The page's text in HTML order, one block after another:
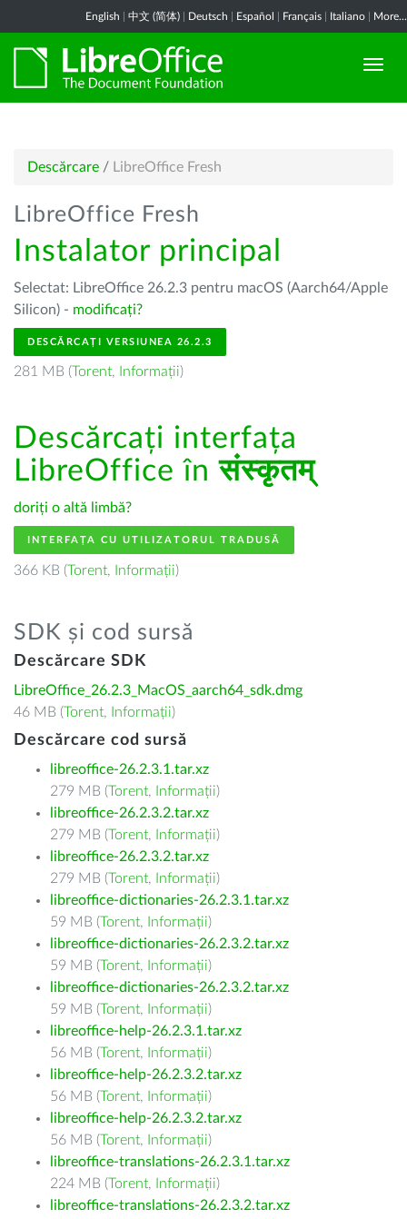
English 中文 (简体) Deutsch Español Français Italiano More...
Descărcare / LibreOffice Fresh
LibreOffice Fresh
Instalator principal
Selectat: LibreOffice 26.2.3 pentru macOS (Aarch64/Apple
Silicon) - modificați?
DESCĂRCAȚI VERSIUNEA 26.2.3
281 MB (Torent, Informații)
Descărcați interfața
LibreOffice înसंस्कृतम्
doriți o altă limbă?
INTERFAȚA CU UTILIZATORUL TRADUSĂ
366 KB (Torent, Informații)
SDK și cod sursă
Descărcare SDK
LibreOffice_26.2.3_MacOS_aarch64_sdk.dmg
46 MB (Torent, Informații)
Descărcare cod sursă
libreoffice-26.2.3.1.tar.xz
279 MB (Torent, Informații)
libreoffice-26.2.3.2.tar.xz
279 MB (Torent, Informații)
libreoffice-26.2.3.2.tar.xz
279 MB (Torent, Informații)
libreoffice-dictionaries-26.2.3.1.tar.xz
59 MB (Torent, Informații)
libreoffice-dictionaries-26.2.3.2.tar.xz
59 MB (Torent, Informații)
libreoffice-dictionaries-26.2.3.2.tar.xz
59 MB (Torent, Informații)
libreoffice-help-26.2.3.1.tar.xz
56 MB (Torent, Informații)
libreoffice-help-26.2.3.2.tar.xz
56 MB (Torent, Informații)
libreoffice-help-26.2.3.2.tar.xz
56 MB (Torent, Informații)
libreoffice-translations-26.2.3.1.tar.xz
224 MB (Torent, Informații)
libreoffice-translations-26.2.3.2.tar.xz